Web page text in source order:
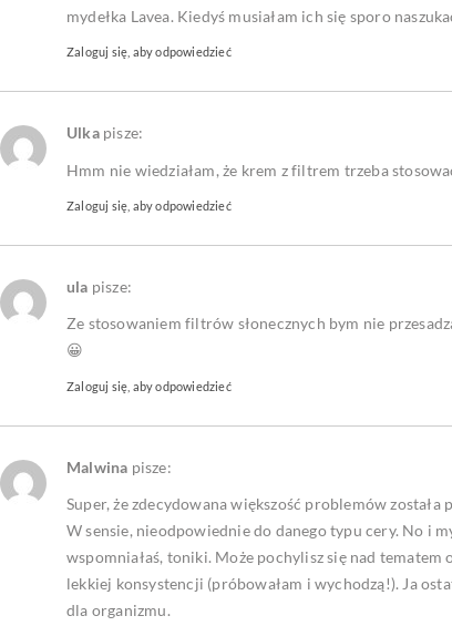
mydełka Lavea. Kiedyś musiałam ich się sporo
Zaloguj się, aby odpowiedzieć
Ulka pisze:
Hmm nie wiedziałam, że krem z filtrem trzeba
Zaloguj się, aby odpowiedzieć
ula pisze:
Ze stosowaniem filtrów słonecznych bym nie
😀
Zaloguj się, aby odpowiedzieć
Malwina pisze:
Super, że zdecydowana większość problemów
W sensie, nieodpowiednie do danego typu cery. No i
wspomniałaś, toniki. Może pochylisz się nad
lekkiej konsystencji (próbowałam i wychodzą!). Ja
dla organizmu.